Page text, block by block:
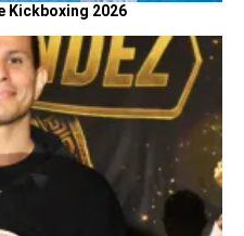
Kickboxing 2026